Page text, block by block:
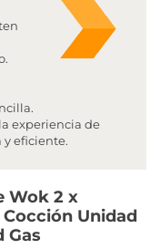
experiencia de
eficiente.
Wok 2 x
Unidad
Gas